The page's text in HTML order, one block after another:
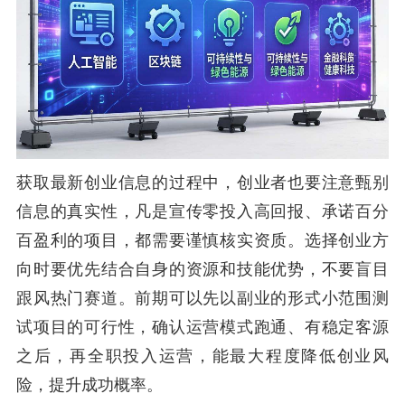
获取最新创业信息的过程中，创业者也要注意甄别
信息的真实性，凡是宣传零投入高回报、承诺百分
百盈利的项目，都需要谨慎核实资质。选择创业方
向时要优先结合自身的资源和技能优势，不要盲目
跟风热门赛道。前期可以先以副业的形式小范围测
试项目的可行性，确认运营模式跑通、有稳定客源
之后，再全职投入运营，能最大程度降低创业风
险，提升成功概率。